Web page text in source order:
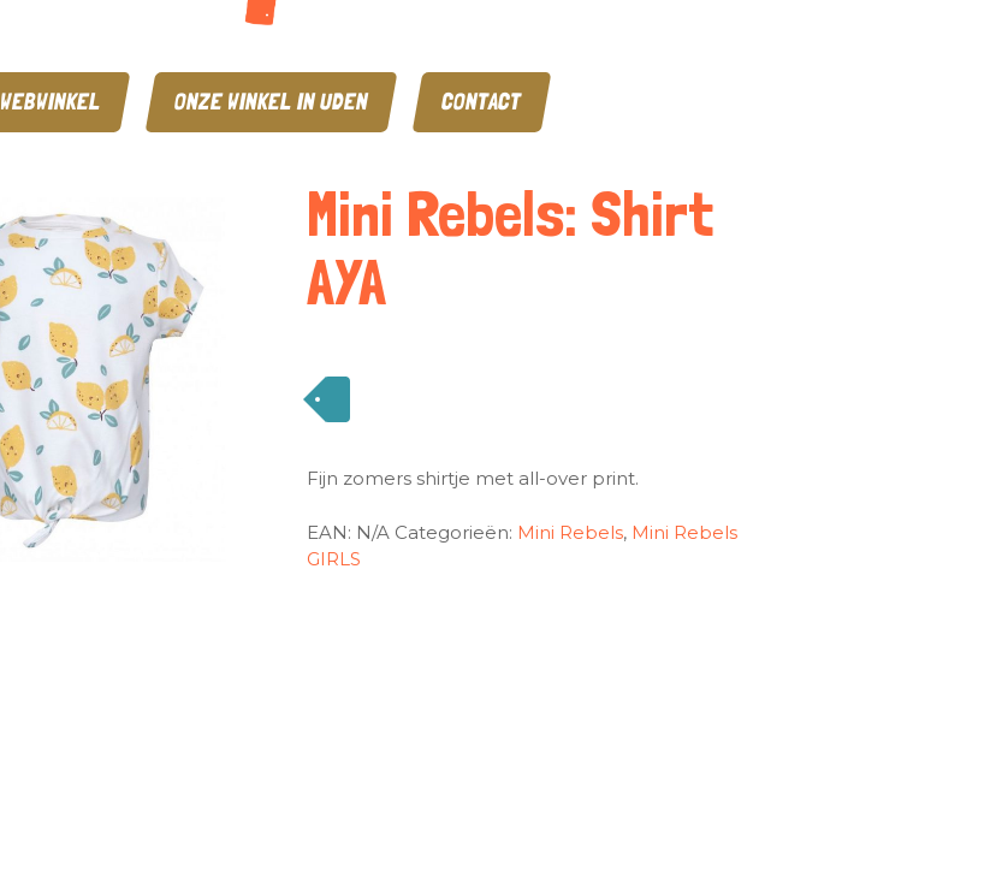
WEBWINKEL ONZE WINKEL IN UDEN CONTACT
Mini Rebels: Shirt
AYA
Fijn zomers shirtje met all-over print.
EAN: N/A Categorieën: Mini Rebels, Mini Rebels
GIRLS